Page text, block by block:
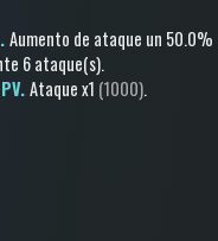
Aumento de ataque un 50.0%
6 ataque(s).
Ataquex1 (1000).